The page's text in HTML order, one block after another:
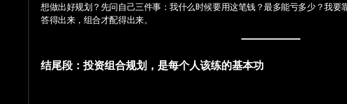
想做出好规划？先问自己三件事：我什么时候要用这笔钱？最多能亏多少？我要
答得出来，组合才配得出来。
结尾段：投资组合规划，是每个人该练的基本功